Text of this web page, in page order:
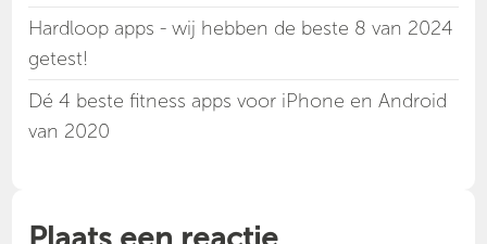
Hardloop apps - wij hebben de beste 8 van 2024
getest!
Dé 4 beste fitness apps voor iPhone en Android
van 2020